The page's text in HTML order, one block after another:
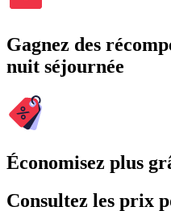
Gagnez des
nuit séjournée
Économisez plus
Consultez les prix